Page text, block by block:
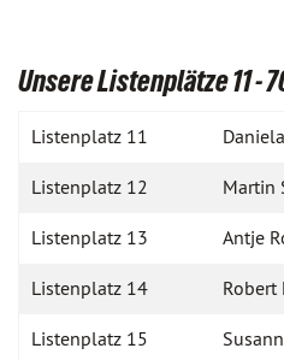
Unsere Listenplätze 11 -
Listenplatz 11
Listenplatz 12 Martin
Listenplatz 13 Antje
Listenplatz 14 Robert
Listenplatz 15